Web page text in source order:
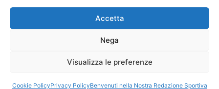
Accetta
Nega
Visualizza le preferenze
Cookie PolicyPrivacy PolicyBenvenuti nella Nostra Redazione Sportiva
Copyright 2026 NotiziePlus.com
📰 Contenuto Umano Verificato
Privacy Coockie
Pubblicità